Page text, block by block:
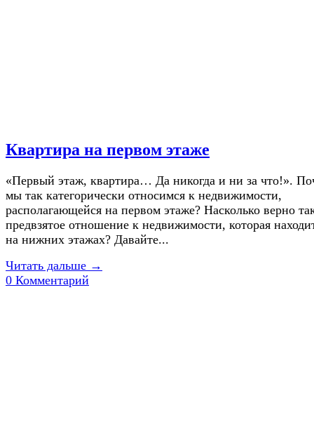
Квартира на первом этаже
«Первый этаж, квартира… Да никогда и ни за что!».
мы так категорически относимся к недвижимости,
располагающейся на первом этаже? Насколько верно
предвзятое отношение к недвижимости, которая
на нижних этажах? Давайте...
Читать дальше →
0 Комментарий